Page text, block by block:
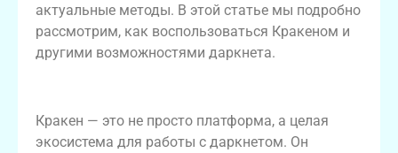
актуальные методы. В этой статье мы подробно
рассмотрим, как воспользоваться Кракеном и
другими возможностями даркнета.
Кракен — это не просто платформа, а целая
экосистема для работы с даркнетом. Он